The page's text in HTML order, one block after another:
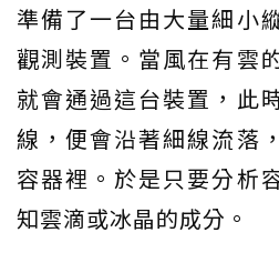
準備了一台由大量細小
觀測裝置。當風在有雲
就會通過這台裝置，此
線，便會沿著細線流落
容器裡。於是只要分析
知雲滴或冰晶的成分。